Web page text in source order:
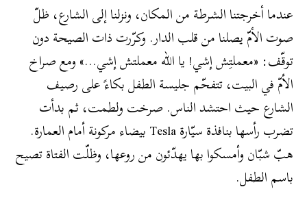
عندما أخرجتنا الشرطة من المكان، ونزلنا إلى الشارع، ظلّ
صوت الأمّ يصلنا من قلب الدار. وكرّرت ذات الصيحة دون
توقّف: «معملتِش إشي! يا الله معملتش إشي…» ومع صراخ
الأمّ في البيت، تتفحّم جليسة الطفل بكاءً على رصيف
الشارع حيث احتشد الناس. صرخت ولطمت، ثم بدأت
تضرب رأسها بنافذة سيّارة Tesla بيضاء مركونة أمام العمارة.
هبّ شبّان وأمسكوا بها يهدّئون من روعها، وظلّت الفتاة تصيح
باسم الطفل.